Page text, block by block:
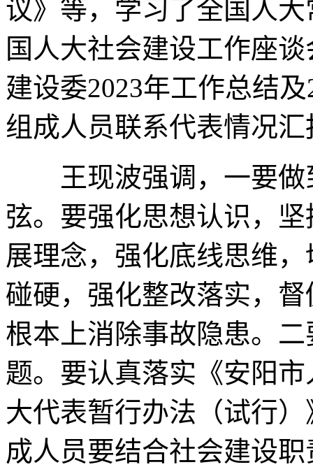
议》等，学习了全国人
国人大社会建设工作座
建设委2023年工作总结
组成人员联系代表情况
王现波强调，一要做
弦。要强化思想认识，
展理念，强化底线思维
碰硬，强化整改落实，
根本上消除事故隐患。
题。要认真落实《安阳
大代表暂行办法（试行
成人员要结合社会建设